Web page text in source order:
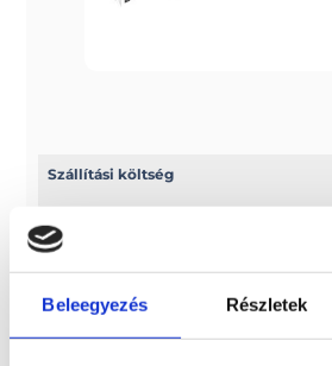
Beleegyezés Részletek
Szállítási költség
Az ár nem tartalmazza a szállítási
2.500 euro + ÁFA, 7 méter fölött pedig
szállítási díj